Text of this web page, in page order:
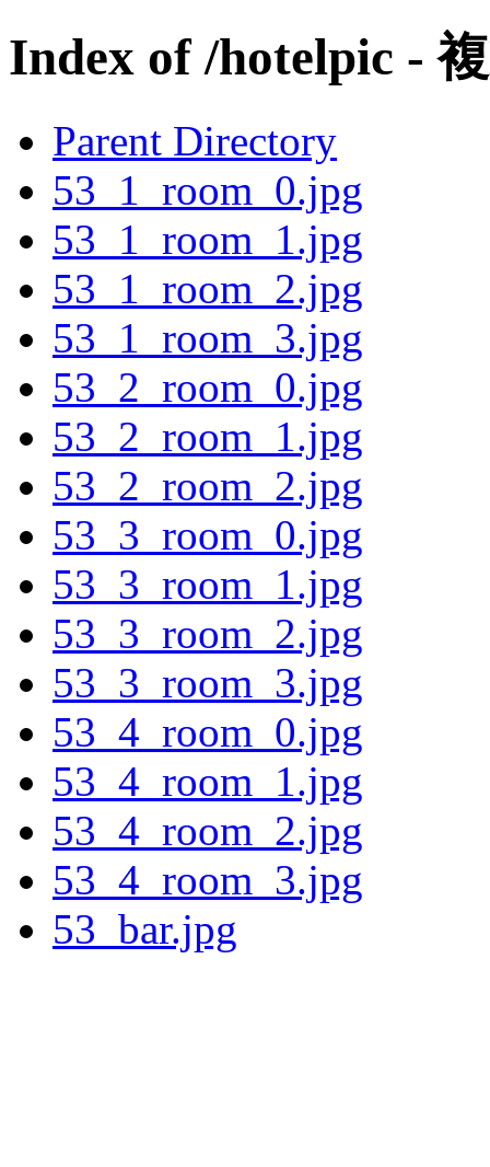
Index of /hotelpic -
Parent Directory
53_1_room_0.jpg
53_1_room_1.jpg
53_1_room_2.jpg
53_1_room_3.jpg
53_2_room_0.jpg
53_2_room_1.jpg
53_2_room_2.jpg
53_3_room_0.jpg
53_3_room_1.jpg
53_3_room_2.jpg
53_3_room_3.jpg
53_4_room_0.jpg
53_4_room_1.jpg
53_4_room_2.jpg
53_4_room_3.jpg
53_bar.jpg